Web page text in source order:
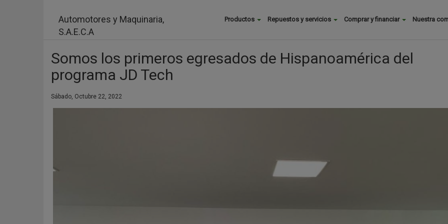
Automotores y Maquinaria,
S.A.E.C.A
Buscar
Productos Repuestos y servicios Comprar y financiar Nuestra
Somos los primeros egresados de Hispanoamérica del
programa JD Tech
Sábado, Octubre 22, 2022